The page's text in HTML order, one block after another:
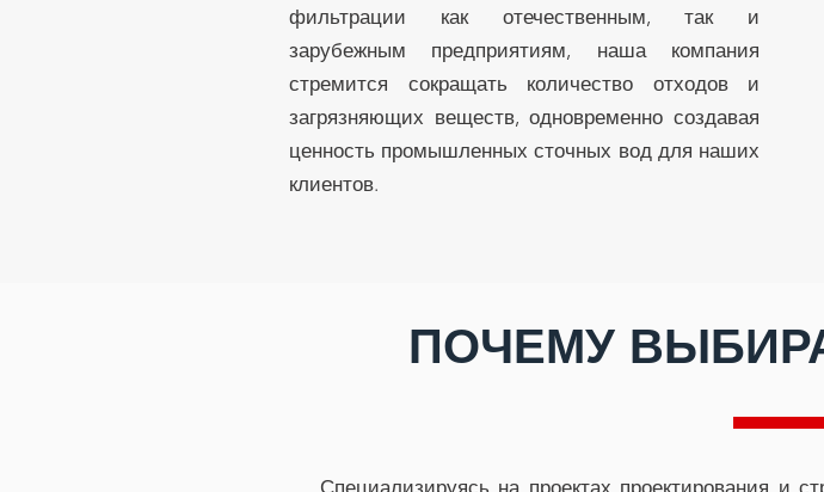
фильтрации как отечественным, так и
зарубежным предприятиям, наша компания
стремится сокращать количество отходов и
загрязняющих веществ, одновременно создавая
ценность промышленных сточных вод для наших
клиентов.
ПОЧЕМУ
Специализируясь на проектах проектирования и